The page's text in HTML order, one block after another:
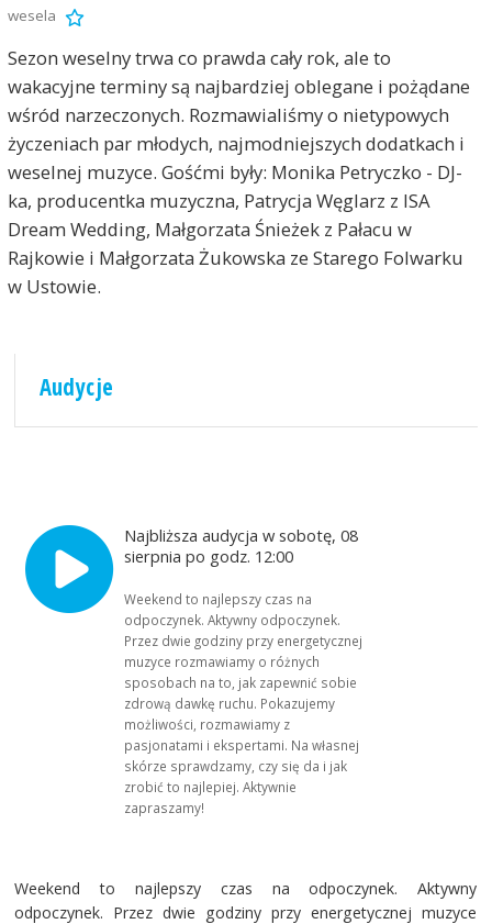
wesela
Sezon weselny trwa co prawda cały rok, ale to
wakacyjne terminy są najbardziej oblegane i pożądane
wśród narzeczonych. Rozmawialiśmy o nietypowych
życzeniach par młodych, najmodniejszych dodatkach i
weselnej muzyce. Gośćmi były: Monika Petryczko - DJ-
ka, producentka muzyczna, Patrycja Węglarz z ISA
Dream Wedding, Małgorzata Śnieżek z Pałacu w
Rajkowie i Małgorzata Żukowska ze Starego Folwarku
w Ustowie.
Audycje
Najbliższa audycja w sobotę, 08
sierpnia po godz. 12:00
Weekend to najlepszy czas na
odpoczynek. Aktywny odpoczynek.
Przez dwie godziny przy energetycznej
muzyce rozmawiamy o różnych
sposobach na to, jak zapewnić sobie
zdrową dawkę ruchu. Pokazujemy
możliwości, rozmawiamy z
pasjonatami i ekspertami. Na własnej
skórze sprawdzamy, czy się da i jak
zrobić to najlepiej. Aktywnie
zapraszamy!
Weekend to najlepszy czas na odpoczynek. Aktywny
odpoczynek. Przez dwie godziny przy energetycznej muzyce